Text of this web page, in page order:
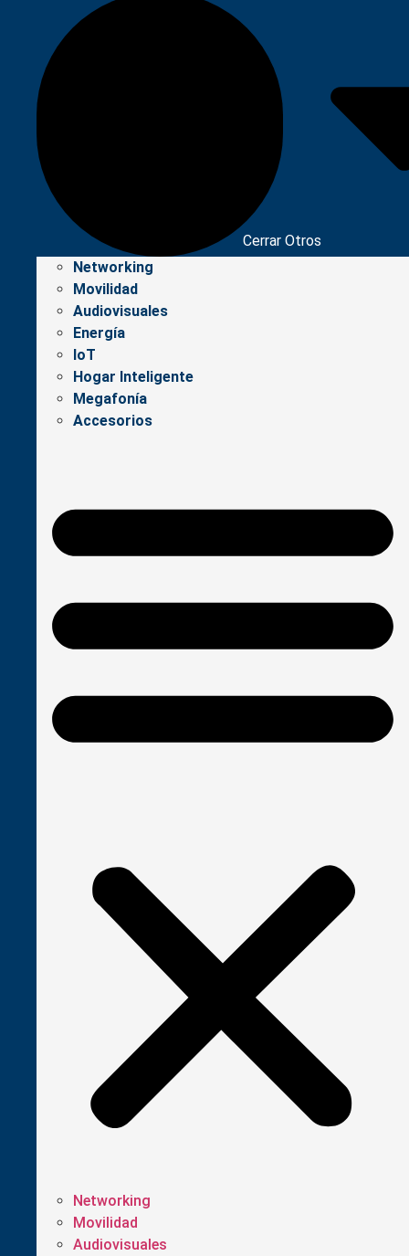
Cerrar Otros
Networking
Movilidad
Audiovisuales
Energía
IoT
Hogar Inteligente
Megafonía
Accesorios
Networking
Movilidad
Audiovisuales